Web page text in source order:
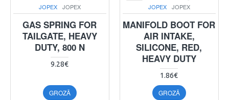
JOPEX JOPEX
GAS SPRING FOR
TAILGATE, HEAVY
DUTY, 800 N
9.28€
GROZĀ
JOPEX JOPEX
MANIFOLD BOOT FOR
AIR INTAKE,
SILICONE, RED,
HEAVY DUTY
1.86€
GROZĀ